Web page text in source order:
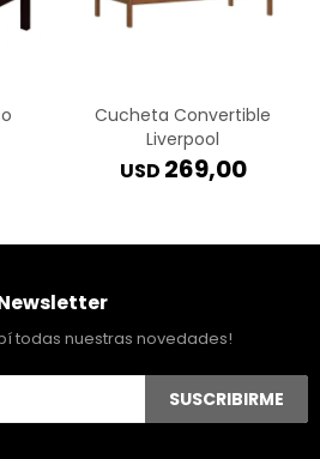
Cucheta Convertible
Liverpool
USD 269,00
todas nuestras novedades!
SUSCRIBIRME